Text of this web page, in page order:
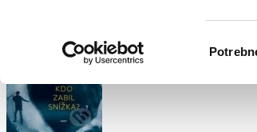
súhlasu